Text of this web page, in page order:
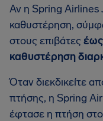
Αν η Spring Airlines
καθυστέρηση,
στους επιβάτες
καθυστέρηση
Όταν διεκδικείτε
πτήσης, η Spring
έφτασε η πτήση